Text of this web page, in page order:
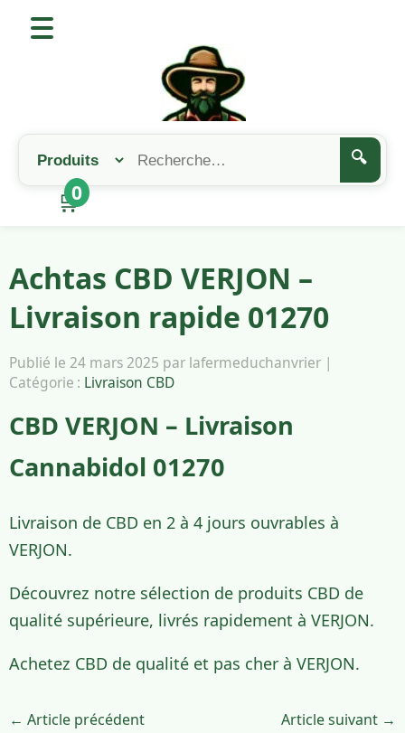
🔍
🛒
0
Achtas CBD VERJON –
Livraison rapide 01270
Publié le 24 mars 2025 par lafermeduchanvrier |
Catégorie : Livraison CBD
CBD VERJON – Livraison
Cannabidol 01270
Livraison de CBD en 2 à 4 jours ouvrables à
VERJON.
Découvrez notre sélection de produits CBD de
qualité supérieure, livrés rapidement à VERJON.
Achetez CBD de qualité et pas cher à VERJON.
← Article précédent Article suivant →